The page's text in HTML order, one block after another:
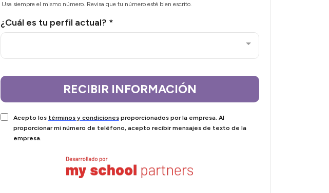
Usa siempre el mismo número. Revisa que tu número esté bien escrito.
¿Cuál es tu perfil actual? *
RECIBIR INFORMACIÓN
Acepto los términos y condicionesproporcionados por la empresa. Al
proporcionar mi número de teléfono, acepto recibir mensajes de texto de la
empresa.